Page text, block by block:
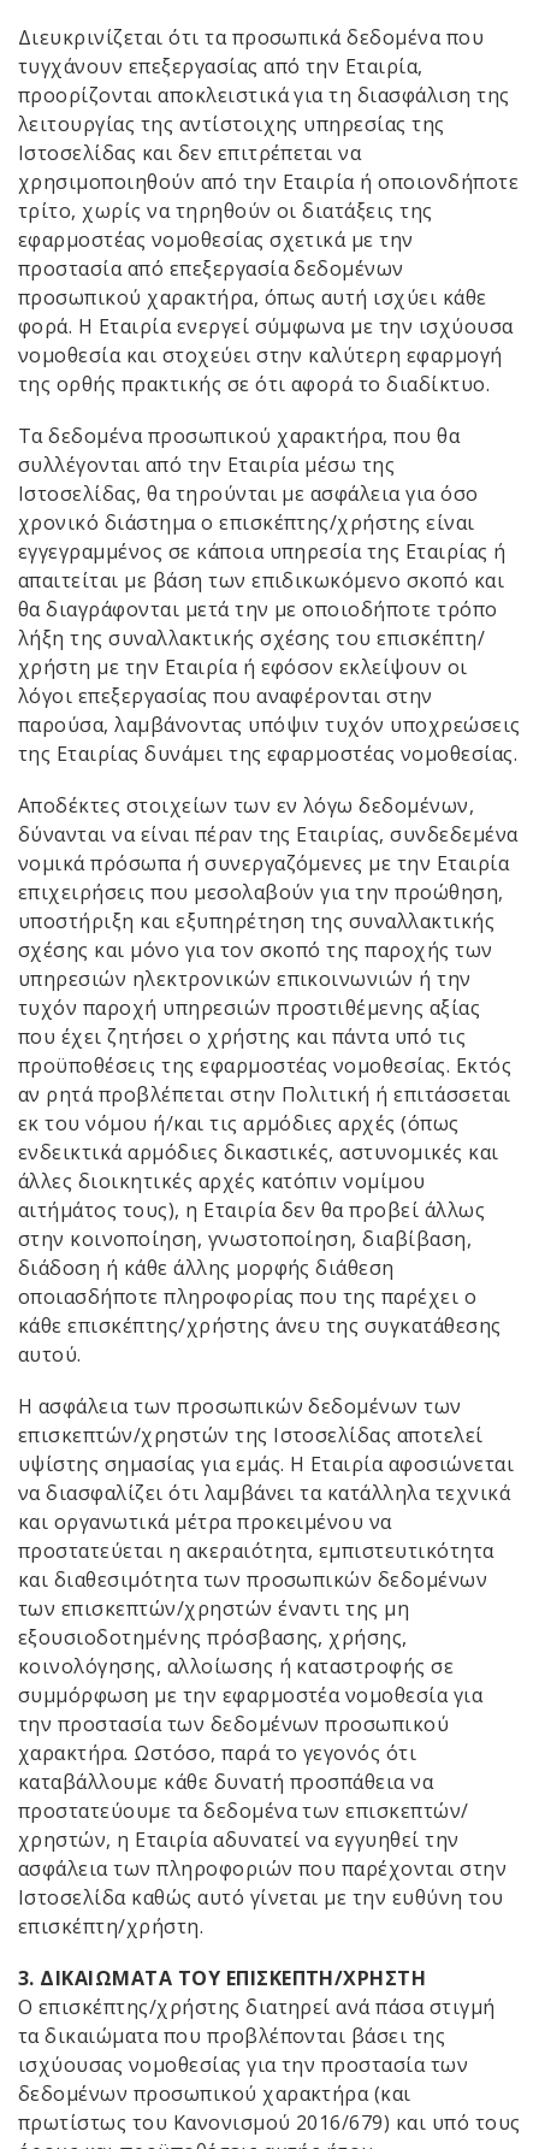
Διευκρινίζεται ότι τα προσωπικά δεδομένα που
τυγχάνουν επεξεργασίας από την Εταιρία,
προορίζονται αποκλειστικά για τη διασφάλιση της
λειτουργίας της αντίστοιχης υπηρεσίας της
Ιστοσελίδας και δεν επιτρέπεται να
χρησιμοποιηθούν από την Εταιρία ή οποιονδήποτε
τρίτο, χωρίς να τηρηθούν οι διατάξεις της
εφαρμοστέας νομοθεσίας σχετικά με την
προστασία από επεξεργασία δεδομένων
προσωπικού χαρακτήρα, όπως αυτή ισχύει κάθε
φορά. Η Εταιρία ενεργεί σύμφωνα με την ισχύουσα
νομοθεσία και στοχεύει στην καλύτερη εφαρμογή
της ορθής πρακτικής σε ότι αφορά το διαδίκτυο.
Τα δεδομένα προσωπικού χαρακτήρα, που θα
συλλέγονται από την Εταιρία μέσω της
Ιστοσελίδας, θα τηρούνται με ασφάλεια για όσο
χρονικό διάστημα ο επισκέπτης/χρήστης είναι
εγγεγραμμένος σε κάποια υπηρεσία της Εταιρίας ή
απαιτείται με βάση των επιδικωκόμενο σκοπό και
θα διαγράφονται μετά την με οποιοδήποτε τρόπο
λήξη της συναλλακτικής σχέσης του επισκέπτη/
χρήστη με την Εταιρία ή εφόσον εκλείψουν οι
λόγοι επεξεργασίας που αναφέρονται στην
παρούσα, λαμβάνοντας υπόψιν τυχόν υποχρεώσεις
της Εταιρίας δυνάμει της εφαρμοστέας νομοθεσίας.
Αποδέκτες στοιχείων των εν λόγω δεδομένων,
δύνανται να είναι πέραν της Εταιρίας, συνδεδεμένα
νομικά πρόσωπα ή συνεργαζόμενες με την Εταιρία
επιχειρήσεις που μεσολαβούν για την προώθηση,
υποστήριξη και εξυπηρέτηση της συναλλακτικής
σχέσης και μόνο για τον σκοπό της παροχής των
υπηρεσιών ηλεκτρονικών επικοινωνιών ή την
τυχόν παροχή υπηρεσιών προστιθέμενης αξίας
που έχει ζητήσει ο χρήστης και πάντα υπό τις
προϋποθέσεις της εφαρμοστέας νομοθεσίας. Εκτός
αν ρητά προβλέπεται στην Πολιτική ή επιτάσσεται
εκ του νόμου ή/και τις αρμόδιες αρχές (όπως
ενδεικτικά αρμόδιες δικαστικές, αστυνομικές και
άλλες διοικητικές αρχές κατόπιν νομίμου
αιτήμάτος τους), η Εταιρία δεν θα προβεί άλλως
στην κοινοποίηση, γνωστοποίηση, διαβίβαση,
διάδοση ή κάθε άλλης μορφής διάθεση
οποιασδήποτε πληροφορίας που της παρέχει ο
κάθε επισκέπτης/χρήστης άνευ της συγκατάθεσης
αυτού.
Η ασφάλεια των προσωπικών δεδομένων των
επισκεπτών/χρηστών της Ιστοσελίδας αποτελεί
υψίστης σημασίας για εμάς. Η Εταιρία αφοσιώνεται
να διασφαλίζει ότι λαμβάνει τα κατάλληλα τεχνικά
και οργανωτικά μέτρα προκειμένου να
προστατεύεται η ακεραιότητα, εμπιστευτικότητα
και διαθεσιμότητα των προσωπικών δεδομένων
των επισκεπτών/χρηστών έναντι της μη
εξουσιοδοτημένης πρόσβασης, χρήσης,
κοινολόγησης, αλλοίωσης ή καταστροφής σε
συμμόρφωση με την εφαρμοστέα νομοθεσία για
την προστασία των δεδομένων προσωπικού
χαρακτήρα. Ωστόσο, παρά το γεγονός ότι
καταβάλλουμε κάθε δυνατή προσπάθεια να
προστατεύουμε τα δεδομένα των επισκεπτών/
χρηστών, η Εταιρία αδυνατεί να εγγυηθεί την
ασφάλεια των πληροφοριών που παρέχονται στην
Ιστοσελίδα καθώς αυτό γίνεται με την ευθύνη του
επισκέπτη/χρήστη.
3. ΔΙΚΑΙΩΜΑΤΑ ΤΟΥ ΕΠΙΣΚΕΠΤΗ/ΧΡΗΣΤΗ
Ο επισκέπτης/χρήστης διατηρεί ανά πάσα στιγμή
τα δικαιώματα που προβλέπονται βάσει της
ισχύουσας νομοθεσίας για την προστασία των
δεδομένων προσωπικού χαρακτήρα (και
πρωτίστως του Κανονισμού 2016/679) και υπό τους